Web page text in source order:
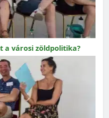
a városi zöldpolitika?